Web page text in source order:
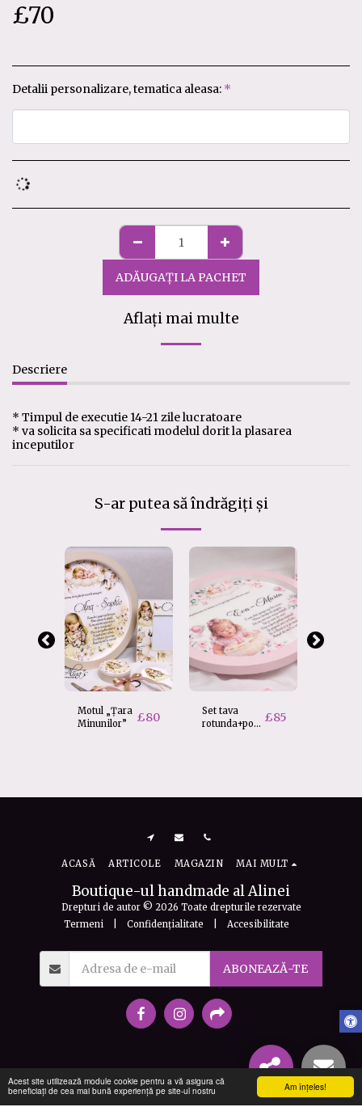
Am înţeles!
Acest site utilizează module cookie pentru a vă asigura că
beneficiați de cea mai bună experiență pe site-ul nostru
£70
Detalii personalizare, tematica aleasa: *
ADĂUGAȚI LA PACHET
Aflați mai multe
Descriere
* Timpul de executie 14-21 zile lucratoare
* va solicita sa specificati modelul dorit la plasarea
inceputilor
S-ar putea să îndrăgiți și
Motul „Țara
Minunilor”
£80
Set tava
rotunda+poza £85
Boutique-ul handmade al Alinei
Drepturi de autor © 2026 Toate drepturile rezervate
Termeni| Confidențialitate Accesibilitate
ACASĂ ARTICOLE MAGAZIN MAI MULT
ABONEAZĂ-TE